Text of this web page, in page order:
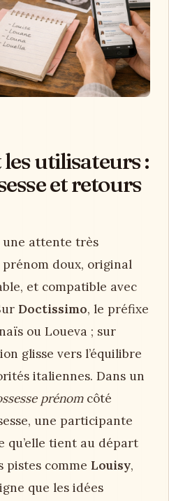
utilisateurs :
et retours
attente très
doux, original
et compatible avec
Doctissimo, le préfixe
ou Loueva ; sur
glisse vers l’équilibre
italiennes. Dans un
prénomcôté
une participante
qu’elle tient au départ
pistes comme Louisy,
que les idées